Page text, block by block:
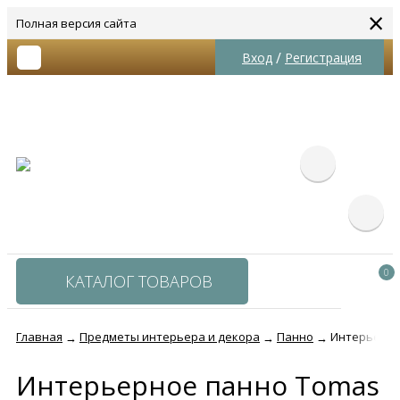
Полная версия сайта ×
Вход / Регистрация
КАТАЛОГ ТОВАРОВ 0
Главная → Предметы интерьера и декора → Панно →
Интерьерное панно Tomas